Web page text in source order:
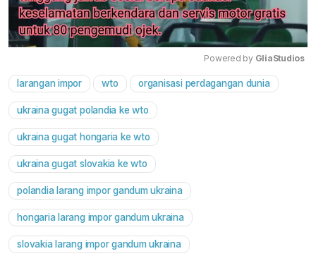
Mute
Powered by GliaStudios
larangan impor wto organisasi perdagangan dunia
ukraina gugat polandia ke wto
ukraina gugat hongaria ke wto
ukraina gugat slovakia ke wto
polandia larang impor gandum ukraina
hongaria larang impor gandum ukraina
slovakia larang impor gandum ukraina